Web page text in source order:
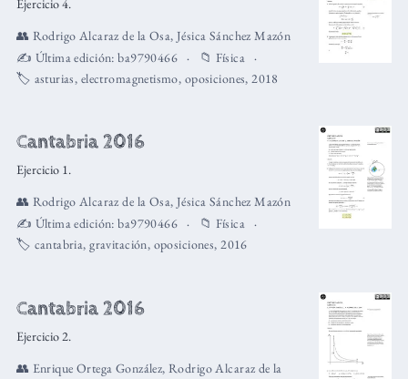
Ejercicio 4.
👥 Rodrigo Alcaraz de la Osa, Jésica Sánchez Mazón
✍️ Última edición:ba9790466 📁 Física
🏷️ asturias, electromagnetismo, oposiciones,2018
Cantabria 2016
Ejercicio 1.
👥 Rodrigo Alcaraz de la Osa, Jésica Sánchez Mazón
✍️ Última edición:ba9790466 📁 Física
🏷️ cantabria,gravitación, oposiciones,2016
Cantabria 2016
Ejercicio 2.
👥 Enrique Ortega González,Rodrigo Alcaraz de la